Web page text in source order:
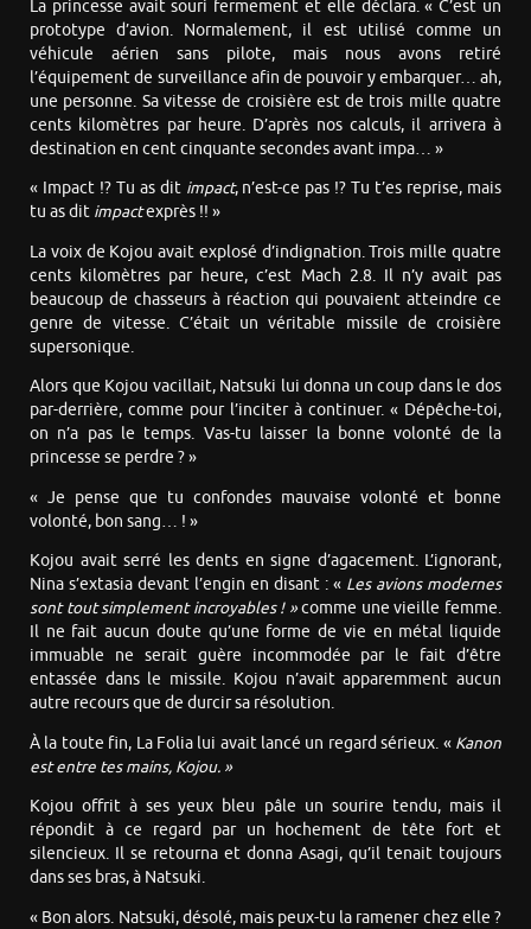
La princesse avait souri fermement et elle déclara. « C’est un
prototype d’avion. Normalement, il est utilisé comme un
véhicule aérien sans pilote, mais nous avons retiré
l’équipement de surveillance afin de pouvoir y embarquer… ah,
une personne. Sa vitesse de croisière est de trois mille quatre
cents kilomètres par heure. D’après nos calculs, il arrivera à
destination en cent cinquante secondes avant impa… »
« Impact !? Tu as dit impact, n’est-ce pas !? Tu t’es reprise, mais
tu as dit impactexprès !! »
La voix de Kojou avait explosé d’indignation. Trois mille quatre
cents kilomètres par heure, c’est Mach 2.8. Il n’y avait pas
beaucoup de chasseurs à réaction qui pouvaient atteindre ce
genre de vitesse. C’était un véritable missile de croisière
supersonique.
Alors que Kojou vacillait, Natsuki lui donna un coup dans le dos
par-derrière, comme pour l’inciter à continuer. « Dépêche-toi,
on n’a pas le temps. Vas-tu laisser la bonne volonté de la
princesse se perdre ? »
« Je pense que tu confondes mauvaise volonté et bonne
volonté, bon sang… ! »
Kojou avait serré les dents en signe d’agacement. L’ignorant,
Nina s’extasia devant l’engin en disant : « Les avions modernes
sont tout simplement incroyables ! »comme une vieille femme.
Il ne fait aucun doute qu’une forme de vie en métal liquide
immuable ne serait guère incommodée par le fait d’être
entassée dans le missile. Kojou n’avait apparemment aucun
autre recours que de durcir sa résolution.
À la toute fin, La Folia lui avait lancé un regard sérieux. « Kanon
est entre tes mains, Kojou. »
Kojou offrit à ses yeux bleu pâle un sourire tendu, mais il
répondit à ce regard par un hochement de tête fort et
silencieux. Il se retourna et donna Asagi, qu’il tenait toujours
dans ses bras, à Natsuki.
« Bon alors. Natsuki, désolé, mais peux-tu la ramener chez elle ?